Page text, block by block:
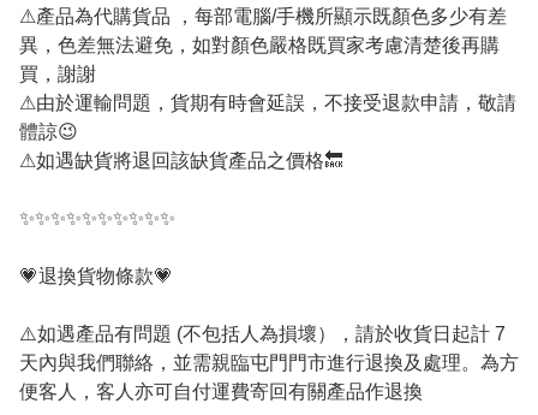
⚠產品為代購貨品 ，每部電腦/手機所顯示既顏色多少有差
異，色差無法避免，如對顏色嚴格既買家考慮清楚後再購
買，謝謝
⚠由於運輸問題，貨期有時會延誤，不接受退款申請，敬請
體諒😉
⚠如遇缺貨將退回該缺貨產品之價格🔙
✨✨✨✨✨✨✨✨✨✨
💗退換貨物條款💗
⚠️如遇產品有問題 (不包括人為損壞），請於收貨日起計 7
天內與我們聯絡，並需親臨屯門門市進行退換及處理。為方
便客人，客人亦可自付運費寄回有關產品作退換